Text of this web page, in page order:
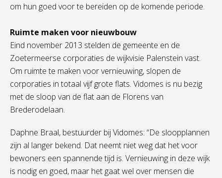
om hun goed voor te bereiden op de komende periode.
Ruimte maken voor nieuwbouw
Eind november 2013 stelden de gemeente en de
Zoetermeerse corporaties de wijkvisie Palenstein vast.
Om ruimte te maken voor vernieuwing, slopen de
corporaties in totaal vijf grote flats. Vidomes is nu bezig
met de sloop van de flat aan de Florens van
Brederodelaan.
Daphne Braal, bestuurder bij Vidomes: “De sloopplannen
zijn al langer bekend. Dat neemt niet weg dat het voor
bewoners een spannende tijd is. Vernieuwing in deze wijk
is nodig en goed, maar het gaat wel over mensen die